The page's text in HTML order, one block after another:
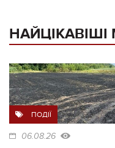
НАЙЦІКАВІШІ
ПОДІЇ
06.08.26